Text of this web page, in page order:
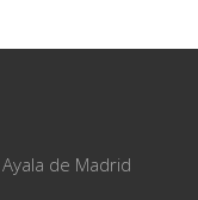
Ayala de Madrid